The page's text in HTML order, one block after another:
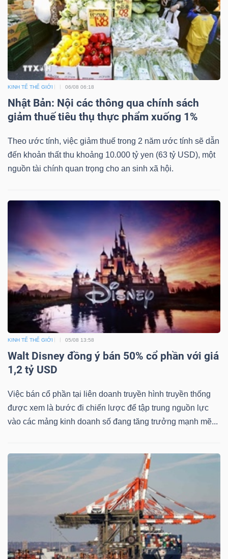
KINH TẾ THẾ GIỚI 06/08 06:18
Nhật Bản: Nội các thông qua chính sách
giảm thuế tiêu thụ thực phẩm xuống 1%
Theo ước tính, việc giảm thuế trong 2 năm ước tính sẽ dẫn
đến khoản thất thu khoảng 10.000 tỷ yen (63 tỷ USD), một
nguồn tài chính quan trọng cho an sinh xã hội.
KINH TẾ THẾ GIỚI 05/08 13:58
Walt Disney đồng ý bán 50% cổ phần với giá
1,2 tỷ USD
Việc bán cổ phần tại liên doanh truyền hình truyền thống
được xem là bước đi chiến lược để tập trung nguồn lực
vào các mảng kinh doanh số đang tăng trưởng mạnh mẽ...